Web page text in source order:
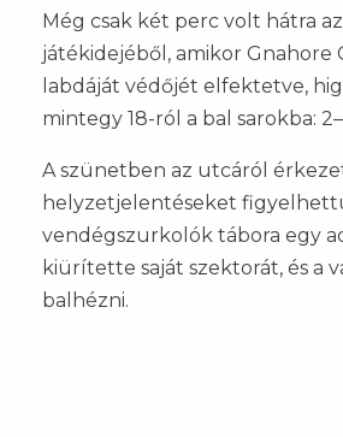
Még csak két perc volt hátra
játékidejéből, amikor Gnahore
labdáját védőjét elfektetve,
mintegy 18-ról a bal sarokba:
A szünetben az utcáról
helyzetjelentéseket
vendégszurkolók tábora egy
kiürítette saját szektorát, és a
balhézni.